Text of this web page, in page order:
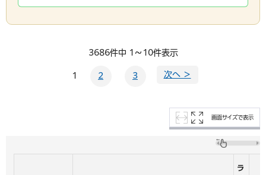
3686件中 1～10件表示
1 2 3 次へ ＞
画面サイズで表示
ラ